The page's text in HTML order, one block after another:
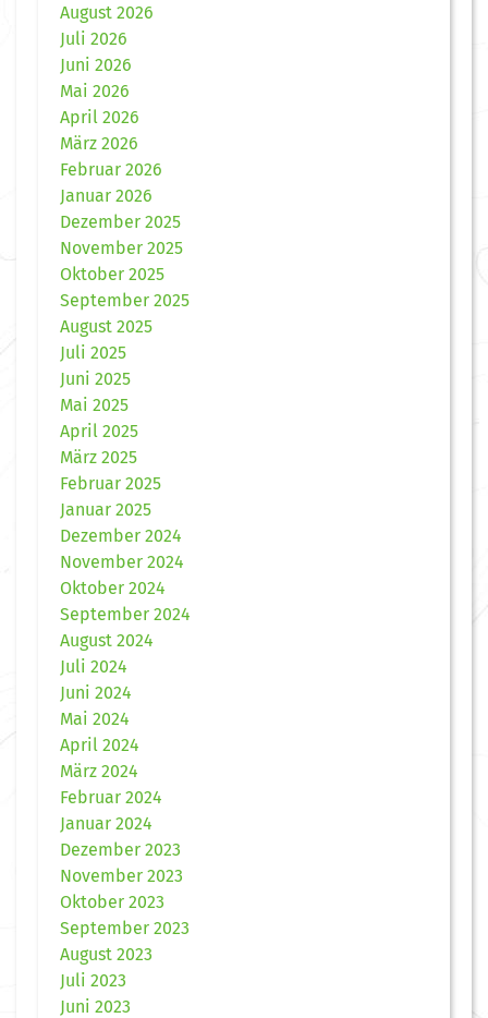
August 2026
Juli 2026
Juni 2026
Mai 2026
April 2026
März 2026
Februar 2026
Januar 2026
Dezember 2025
November 2025
Oktober 2025
September 2025
August 2025
Juli 2025
Juni 2025
Mai 2025
April 2025
März 2025
Februar 2025
Januar 2025
Dezember 2024
November 2024
Oktober 2024
September 2024
August 2024
Juli 2024
Juni 2024
Mai 2024
April 2024
März 2024
Februar 2024
Januar 2024
Dezember 2023
November 2023
Oktober 2023
September 2023
August 2023
Juli 2023
Juni 2023